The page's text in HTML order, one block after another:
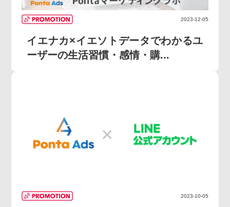
2023-12-05
イエナカ×イエソトデータでわかるユ
ーザーの生活習慣・感情・購...
2023-10-05